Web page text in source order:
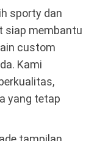
sporty dan
siap membantu
custom
Kami
yang tetap